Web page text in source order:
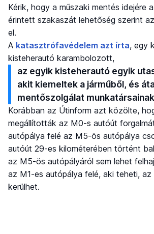
Kérik, hogy a műszaki mentés idejére
érintett szakaszát lehetőség szerint
el.
A katasztrófavédelem azt írta, egy
kisteherautó karambolozott,
az egyik kisteherautó egyik
akit kiemeltek a járműből, és
mentőszolgálat
Korábban az Útinform azt közölte,
megállították az M0-s autóút
autópálya felé az M5-ös autópálya
autóút 29-es kilométerében történt
az M5-ös autópályáról sem lehet
az M1-es autópálya felé, aki teheti,
kerülhet.